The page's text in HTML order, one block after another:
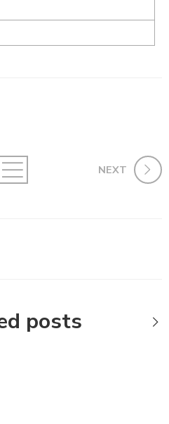
NEXT
posts